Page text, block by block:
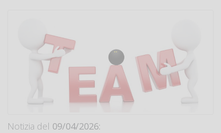
Notizia del 09/04/2026: